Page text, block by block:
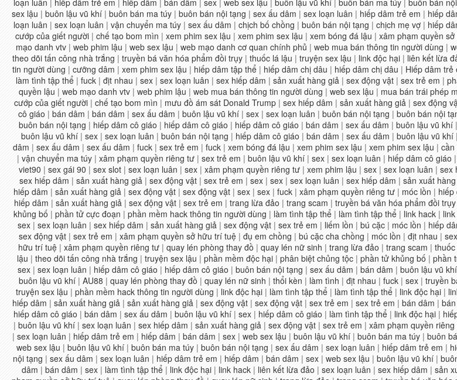
sex lậu | buôn lậu vũ khí| buôn bán ma túy | buôn bán nội tạng | sex ấu dâm | sex loạn luân | hiếp dâm trẻ em | hiếp
loạn luân | sex loạn luân | vận chuyển ma túy | sex ấu dâm | chịch bố chồng | buôn bán nội tạng | chịch mẹ vợ | hiếp
cướp của giết người | chế tạo bom mìn | xem phim sex lậu | xem phim sex lậu | xem bóng đá lậu | xâm phạm quyền
mạo danh vtv| web phim lậu | web sex lậu | web mạo danh cơ quan chính phủ | web mua bán thông tin người dùng |
theo dõi tấn công nhà trắng | truyền bá văn hóa phẩm đồi trụy| thuốc lá lậu | truyện sex lậu | link độc hại| liên kết lừa
tin người dùng | cưỡng dâm | xem phim sex lậu | hiếp dâm tập thể| hiếp dâm chị dâu | hiếp dâm chị dâu | Hiếp dâm trẻ
làm tình tập thể | fuck | địt nhau | sex | sex loạn luân | sex hiếp dâm | sản xuất hàng giả | sex động vật | sex trẻ em |
quyền lậu | web mạo danh vtv| web phim lậu | web mua bán thông tin người dùng | web sex lậu | mua bán trái phép
cướp của giết người | chế tạo bom mìn | mưu đồ ám sát Donald Trump | sex hiếp dâm | sản xuất hàng giả | sex động
cô giáo | bán dâm | bán dâm | sex ấu dâm | buôn lậu vũ khí| sex| sex loạn luân | buôn bán nội tạng | buôn bán nội
buôn bán nội tạng | hiếp dâm cô giáo | hiếp dâm cô giáo | hiếp dâm cô giáo | bán dâm | sex ấu dâm | buôn lậu vũ khí|
buôn lậu vũ khí| sex| sex loạn luân | buôn bán nội tạng | hiếp dâm cô giáo | bán dâm | sex ấu dâm | buôn lậu vũ khí|
dâm | sex ấu dâm | sex ấu dâm | fuck | sex trẻ em | fuck | xem bóng đá lậu | xem phim sex lậu | xem phim sex lậu | cần
| vận chuyển ma túy| xâm phạm quyền riêng tư| sex trẻ em | buôn lậu vũ khí| sex| sex loạn luân | hiếp dâm cô giáo |
viet90 | sex gái 90 | sex slot| sex loạn luân | sex| xâm phạm quyền riêng tư| xem phim lậu | sex| sex loạn luân | sex
sex hiếp dâm | sản xuất hàng giả | sex động vật| sex trẻ em | sex| sex| sex loạn luân | sex hiếp dâm | sản xuất
hiếp dâm | sản xuất hàng giả | sex động vật| sex động vật| sex| sex| fuck| xâm phạm quyền riêng tư| móc lồn | hiếp
hiếp dâm | sản xuất hàng giả | sex động vật| sex trẻ em | trang lừa đảo| trang scam | truyền bá văn hóa phẩm đồi trụy
khủng bố | phần tử cực đoạn | phần mềm hack thông tin người dùng | làm tình tập thể | làm tình tập thể | link hack |
sex| sex loạn luân | sex hiếp dâm | sản xuất hàng giả | sex động vật| sex trẻ em | liếm lồn | bú cặc| móc lồn | hiếp
sex động vật | sex trẻ em | xâm phạm quyền sở hữu trí tuệ | đụ em chồng | bú cặc cha chồng | móc lồn | địt nhau | sex
hữu trí tuệ | xâm phạm quyền riêng tư | quay lén phòng thay đồ | quay lén nữ sinh | trang lừa đảo | trang scam |
lậu | theo dõi tấn công nhà trắng | truyện sex lậu | phần mềm độc hại | phân biệt chủng tộc | phần tử khủng bố | phần
sex | sex loạn luân | hiếp dâm cô giáo | hiếp dâm cô giáo | buôn bán nội tạng | sex ấu dâm | bán dâm | buôn lậu vũ khí
buôn lậu vũ khí| AU88| quay lén phòng thay đồ| quay lén nữ sinh | thổi kèn | làm tình | địt nhau | fuck| sex| truyền
truyện sex lậu | phần mềm hack thông tin người dùng | link độc hại| làm tình tập thể| làm tình tập thể| link độc hại|
hiếp dâm | sản xuất hàng giả | sản xuất hàng giả | sex động vật | sex động vật | sex trẻ em | sex trẻ em | bán dâm |
hiếp dâm cô giáo | bán dâm | sex ấu dâm | buôn lậu vũ khí| sex| hiếp dâm cô giáo| làm tình tập thể| link độc hại|
| buôn lậu vũ khí | sex loạn luân | sex hiếp dâm | sản xuất hàng giả | sex động vật | sex trẻ em | xâm phạm quyền
| sex loạn luân | hiếp dâm trẻ em | hiếp dâm | bán dâm | sex | web sex lậu | buôn lậu vũ khí | buôn bán ma túy | buôn
web sex lậu | buôn lậu vũ khí | buôn bán ma túy | buôn bán nội tạng | sex ấu dâm | sex loạn luân | hiếp dâm trẻ em |
nội tạng | sex ấu dâm | sex loạn luân | hiếp dâm trẻ em | hiếp dâm | bán dâm | sex| web sex lậu | buôn lậu vũ khí|
dâm | bán dâm | sex | làm tình tập thể | link độc hại | link hack | liên kết lừa đảo | sex loạn luân | sex hiếp dâm | sản